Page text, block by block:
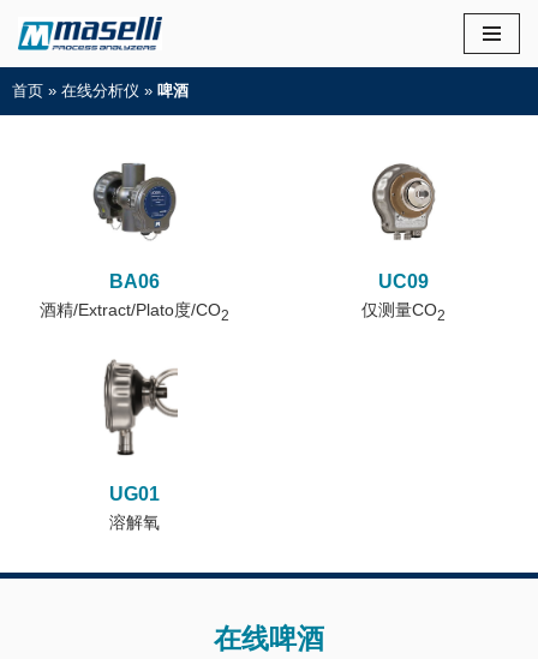
首页 » 在线分析仪 » 啤酒
BA06
酒精/Extract/Plato度/CO2
UC09
仅测量CO2
UG01
溶解氧
在线啤酒